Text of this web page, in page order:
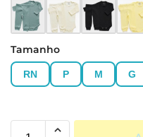
Tamanho
RN P M G